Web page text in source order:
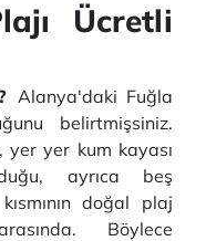
Ücretli
Alanya'daki Fuğla
belirtmişsiniz.
yer yer kum kayası
ayrıca beş
doğal plaj
Böylece